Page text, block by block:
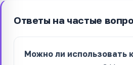
Ответы на частые
Можно ли использовать